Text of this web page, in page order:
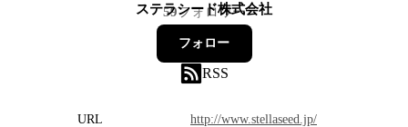
ステラシード株式会社
59フォロワー
フォロー
RSS
URL
http://www.stellaseed.jp/